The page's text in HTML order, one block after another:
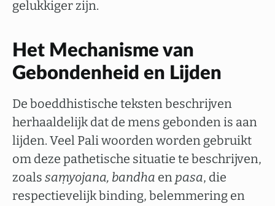
gelukkiger zijn.
Het Mechanisme van
Gebondenheid en Lijden
De boeddhistische teksten beschrijven
herhaaldelijk dat de mens gebonden is aan
lijden. Veel Pali woorden worden gebruikt
om deze pathetische situatie te beschrijven,
zoals saṃyojana, bandha en pasa, die
respectievelijk binding, belemmering en